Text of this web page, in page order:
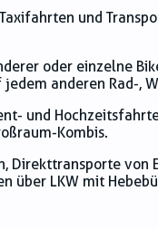
und
oder einzelne
anderen Rad-,
und
Kombis.
Direkttransporte von
über LKW mit